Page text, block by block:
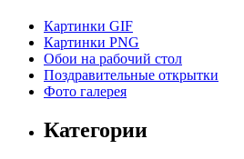
Картинки GIF
Картинки PNG
Обои на рабочий стол
Поздравительные открытки
Фото галерея
Категории